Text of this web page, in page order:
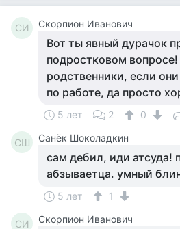
СИ Скорпион Иванович
Вот ты явный дурачок
подростковом
родственники, если
по работе, да просто
5 лет 2 0
СШ Санёк Шоколадкин
сам дебил, иди атсуда!
абзываетца. умный
5 лет 1
СИ Скорпион Иванович